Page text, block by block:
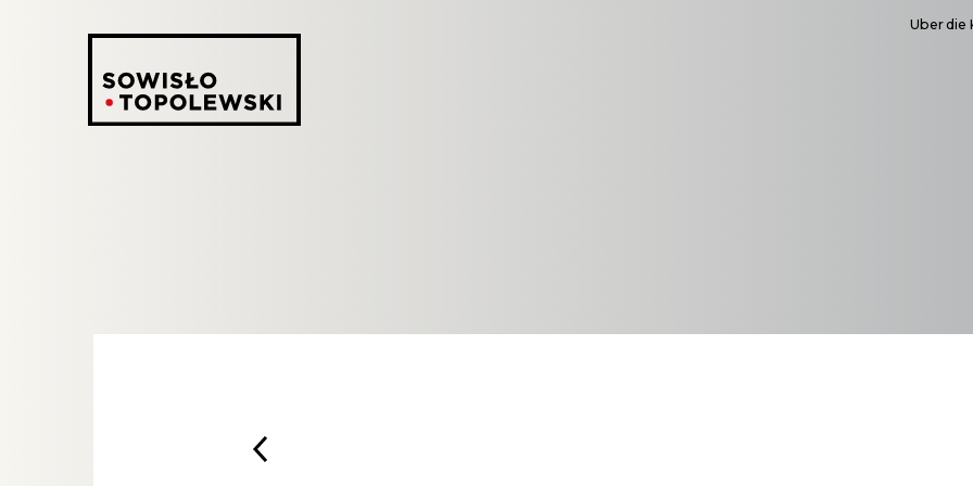
Uber die